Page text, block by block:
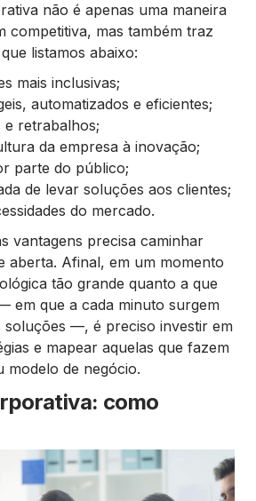
não é apenas uma maneira
competitiva, mas também traz
listamos abaixo:
mais inclusivas;
automatizados e eficientes;
e retrabalhos;
da empresa à inovação;
parte do público;
de levar soluções aos clientes;
do mercado.
vantagens precisa caminhar
aberta. Afinal, em um momento
tão grande quanto a que
em que a cada minuto surgem
soluções —, é preciso investir em
e mapear aquelas que fazem
modelo de negócio.
como